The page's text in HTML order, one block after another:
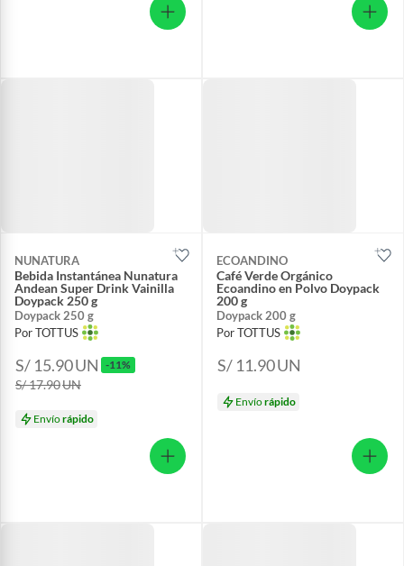
NUNATURA
Bebida Instantánea Nunatura
Andean Super Drink Vainilla
Doypack 250 g
Doypack 250 g
Por TOTTUS
S/ 15.90UN -11%
S/ 17.90UN
Envíorápido
ECOANDINO
Café Verde Orgánico
Ecoandino en Polvo Doypack
200 g
Doypack 200 g
Por TOTTUS
S/ 11.90UN
Envíorápido